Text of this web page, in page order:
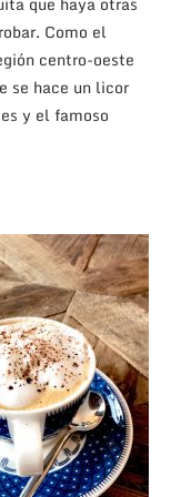
Como el
centro-oeste
se hace un licor
y el famoso